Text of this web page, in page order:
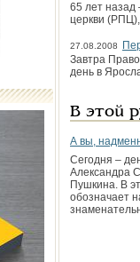
65 лет назад
церкви
27.08.2008
Завтра
день в
В этой
А вы,
Сегодня –
Александра
Пушкина. В
обозначает